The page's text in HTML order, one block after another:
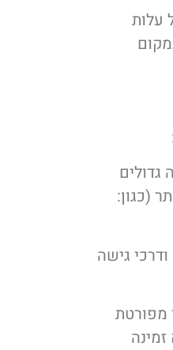
עלות
(כגון:
גישה
מפורטת